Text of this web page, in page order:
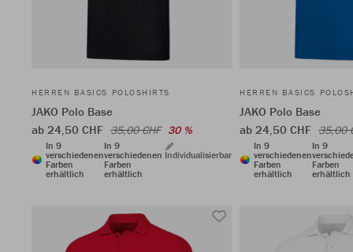
HERREN BASICS POLOSHIRTS
JAKO Polo Base
ab 24,50 CHF 35,00 CHF 30 %
In 9
verschiedenen
Farben
erhältlich
In 9
verschiedenen
Farben
erhältlich
Individualisierbar
HERREN BASICS
JAKO Polo Base
ab 24,50 CHF 35,00
In 9
verschiedenen
Farben
erhältlich
In 9
Farben
erhältlich